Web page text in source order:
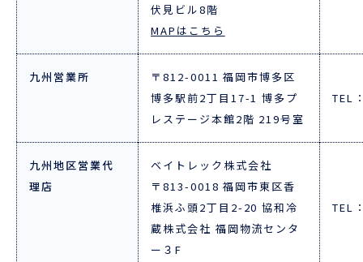
伏見ビル8階
MAPはこちら
九州営業所
〒812-0011 福岡市博多区
博多駅前2丁目17-1 博多プ
レステージ本館2階 219号室
TEL
九州地区営業代
理店
ベイトレック株式会社
〒813-0018 福岡市東区香
椎浜ふ頭2丁目2-20 協和冷
蔵株式会社 福岡物流センタ
ー３F
TEL